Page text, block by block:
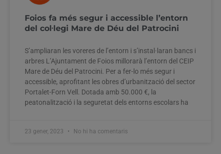
Foios fa més segur i accessible l’entorn
del col·legi Mare de Déu del Patrocini
S’ampliaran les voreres de l’entorn i s’instal·laran bancs i
arbres L’Ajuntament de Foios millorarà l’entorn del CEIP
Mare de Déu del Patrocini. Per a fer-lo més segur i
accessible, aprofitant les obres d’urbanització del sector
Portalet-Forn Vell. Dotada amb 50.000 €, la
peatonalització i la seguretat dels entorns escolars ha
23 gener, 2023 No hi ha comentaris